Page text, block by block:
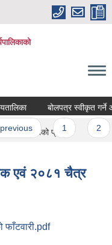
बोलपत्र स्वीकृत गर्ने
1
महिनाको प्रगति
एवं २०८१ चैत्र